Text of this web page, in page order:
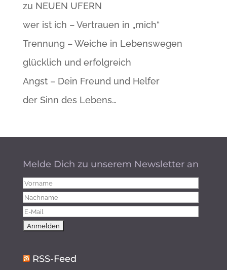
zu NEUEN UFERN
wer ist ich – Vertrauen in „mich“
Trennung – Weiche in Lebenswegen
glücklich und erfolgreich
Angst – Dein Freund und Helfer
der Sinn des Lebens…
Melde Dich zu unserem Newsletter an
RSS-Feed